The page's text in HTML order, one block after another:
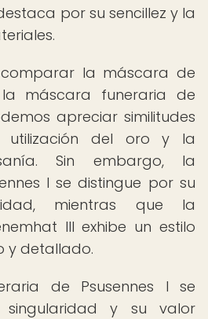
por su sencillez y la
la máscara de
la máscara funeraria de
apreciar similitudes
del oro y la
Sin embargo, la
I se distingue por su
mientras que la
III exhibe un estilo
y detallado.
de Psusennes I se
y su valor